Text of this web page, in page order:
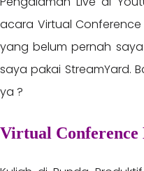
acara Virtual Conference
yang belum pernah
saya pakai StreamYard.
ya ?
Virtual Conference